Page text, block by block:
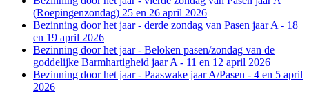
(Roepingenzondag) 25 en 26 april 2026
Bezinning door het jaar - derde zondag van Pasen jaar A - 18
en 19 april 2026
Bezinning door het jaar - Beloken pasen/zondag van de
goddelijke Barmhartigheid jaar A - 11 en 12 april 2026
Bezinning door het jaar - Paaswake jaar A/Pasen - 4 en 5 april
2026